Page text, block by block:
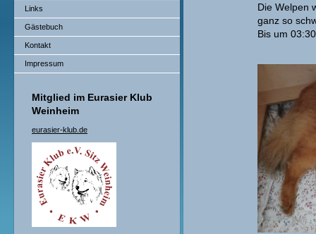
Links
Gästebuch
Kontakt
Impressum
Mitglied im Eurasier Klub
Weinheim
eurasier-klub.de
Die Welpen
ganz so
Bis um